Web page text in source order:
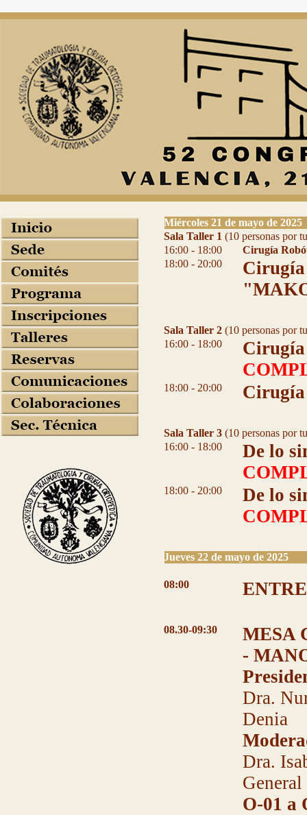
Miércoles 21 de mayo de 2025
Sala Taller 1 (10 personas por
16:00 - 18:00
Cirugía
18:00 - 20:00
Sala Taller 2 (10 personas por
16:00 - 18:00
18:00 - 20:00
Sala Taller 3(10 personas por
16:00 - 18:00
De lo
18:00 - 20:00
De lo
Jueves 22 de mayo de 2025
08:00
08.30-09:30
MESA
-
Dra.
Denia
Dra.
O-01 a